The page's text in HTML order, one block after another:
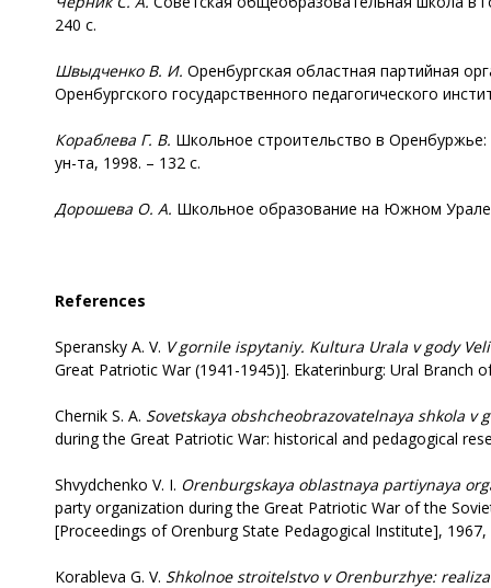
240 с.
Швыдченко В. И. Оренбургская областная партийная
Оренбургского государственного педагогического
Кораблева Г. В. Школьное строительство в Оренбуржье:
ун-та, 1998. – 132 с.
Дорошева О. А. Школьное образование на Южном Урале
References
Speransky A. V. V gornile ispytaniy. Kultura Urala v gody
Great Patriotic War (1941-1945)]. Ekaterinburg: Ural Branch
Chernik S. A. Sovetskaya obshcheobrazovatelnaya shkola v
during the Great Patriotic War: historical and pedagogical
Shvydchenko V. I. Orenburgskaya oblastnaya partiynaya
party organization during the Great Patriotic War of the
[Proceedings of Orenburg State Pedagogical Institute], 1967,
Korableva G. V. Shkolnoe stroitelstvo v Orenburzhye: